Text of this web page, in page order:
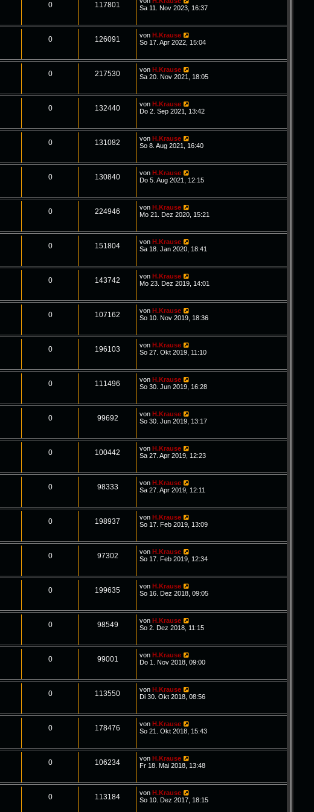
0 117801
Sa 11. Nov 2023, 16:37
0 126091 vonH.Krause
So 17. Apr 2022, 15:04
0 217530 vonH.Krause
Sa 20. Nov 2021, 18:05
0 132440 vonH.Krause
Do 2. Sep 2021, 13:42
0 131082 vonH.Krause
So 8. Aug 2021, 16:40
0 130840 vonH.Krause
Do 5. Aug 2021, 12:15
0 224946 vonH.Krause
Mo 21. Dez 2020, 15:21
0 151804 vonH.Krause
Sa 18. Jan 2020, 18:41
0 143742 vonH.Krause
Mo 23. Dez 2019, 14:01
0 107162 vonH.Krause
So 10. Nov 2019, 18:36
0 196103 vonH.Krause
So 27. Okt 2019, 11:10
0 111496 vonH.Krause
So 30. Jun 2019, 16:28
0 99692 vonH.Krause
So 30. Jun 2019, 13:17
0 100442 vonH.Krause
Sa 27. Apr 2019, 12:23
0 98333 vonH.Krause
Sa 27. Apr 2019, 12:11
0 198937 vonH.Krause
So 17. Feb 2019, 13:09
0 97302 vonH.Krause
So 17. Feb 2019, 12:34
0 199635 vonH.Krause
So 16. Dez 2018, 09:05
0 98549 vonH.Krause
So 2. Dez 2018, 11:15
0 99001 vonH.Krause
Do 1. Nov 2018, 09:00
0 113550 vonH.Krause
Di 30. Okt 2018, 08:56
0 178476 vonH.Krause
So 21. Okt 2018, 15:43
0 106234 vonH.Krause
Fr 18. Mai 2018, 13:48
0 113184 vonH.Krause
So 10. Dez 2017, 18:15